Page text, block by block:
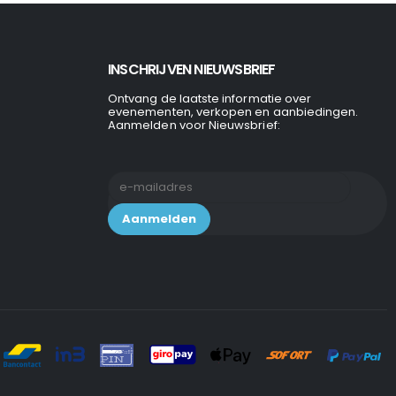
INSCHRIJVEN NIEUWSBRIEF
Ontvang de laatste informatie over
evenementen, verkopen en aanbiedingen.
Aanmelden voor Nieuwsbrief: